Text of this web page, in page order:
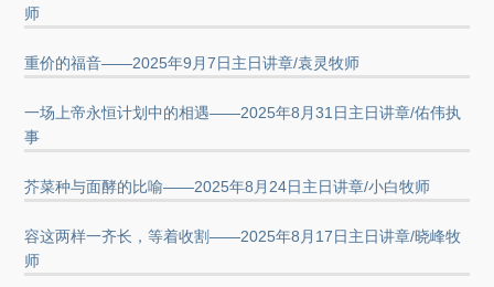
师
重价的福音——2025年9月7日主日讲章/袁灵牧师
一场上帝永恒计划中的相遇——2025年8月31日主日讲章/佑伟执
事
芥菜种与面酵的比喻——2025年8月24日主日讲章/小白牧师
容这两样一齐长，等着收割——2025年8月17日主日讲章/晓峰牧
师